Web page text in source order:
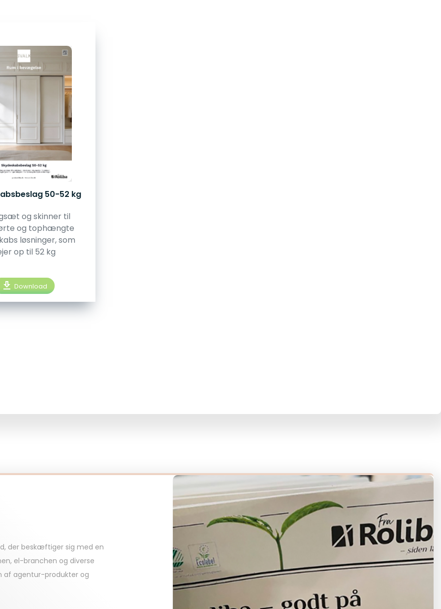
50-52 kg
og skinner til
og tophængte
løsninger, som
op til 52 kg
download Download
der beskæftiger sig med en
el-branchen og diverse
af agentur-produkter og